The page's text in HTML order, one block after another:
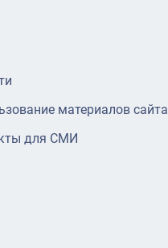
материалов сайта
для СМИ